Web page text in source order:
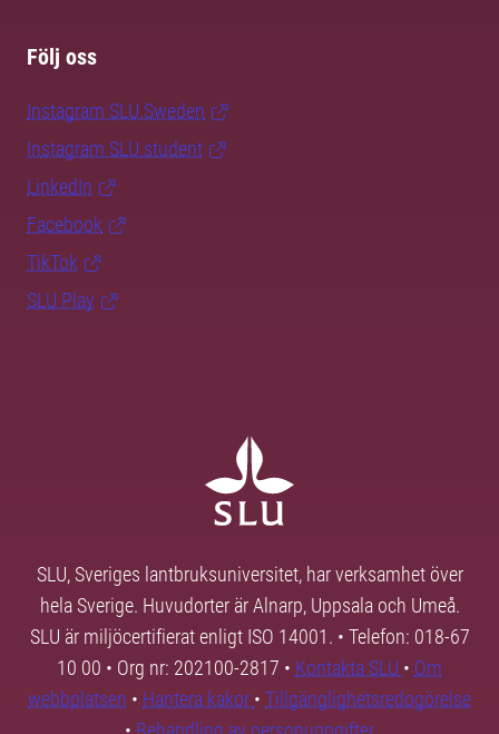
Följ oss
Instagram SLU.Sweden
Instagram SLU.student
LinkedIn
Facebook
TikTok
SLU Play
SLU, Sveriges lantbruksuniversitet, har verksamhet över
hela Sverige. Huvudorter är Alnarp, Uppsala och Umeå.
SLU är miljöcertifierat enligt ISO 14001. • Telefon: 018-67
10 00 • Org nr: 202100-2817 • Kontakta SLU • Om
webbplatsen • Hantera kakor • Tillgänglighetsredogörelse